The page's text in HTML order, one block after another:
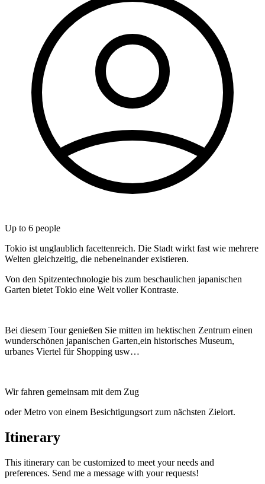
Up to 6 people
Tokio ist unglaublich facettenreich. Die Stadt wirkt fast wie mehrere
Welten gleichzeitig, die nebeneinander existieren.
Von den Spitzentechnologie bis zum beschaulichen japanischen
Garten bietet Tokio eine Welt voller Kontraste.
Bei diesem Tour genießen Sie mitten im hektischen Zentrum einen
wunderschönen japanischen Garten,ein historisches Museum,
urbanes Viertel für Shopping usw…
Wir fahren gemeinsam mit dem Zug
oder Metro von einem Besichtigungsort zum nächsten Zielort.
Itinerary
This itinerary can be customized to meet your needs and
preferences. Send me a message with your requests!